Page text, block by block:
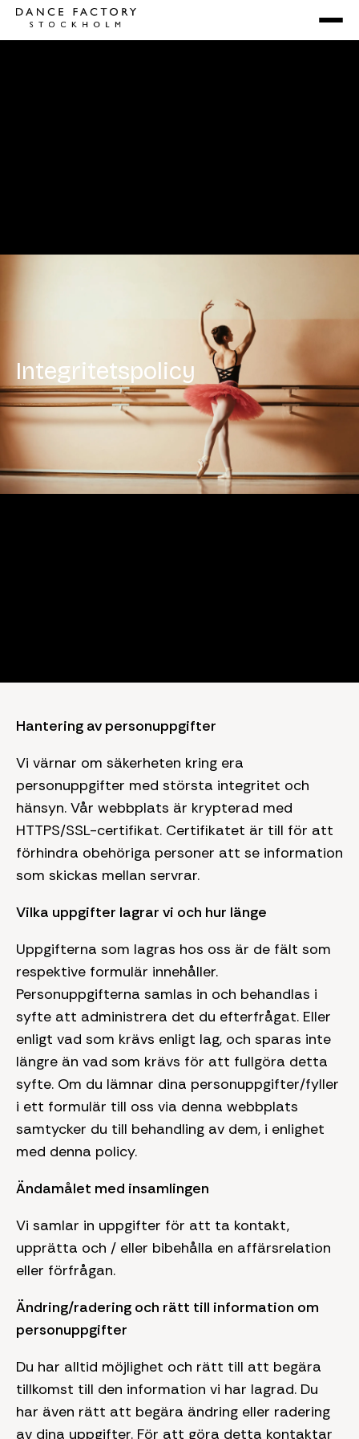
Integritetspolicy
Hantering av personuppgifter
Vi värnar om säkerheten kring era
personuppgifter med största integritet och
hänsyn. Vår webbplats är krypterad med
HTTPS/SSL-certifikat. Certifikatet är till för att
förhindra obehöriga personer att se information
som skickas mellan servrar.
Vilka uppgifter lagrar vi och hur länge
Uppgifterna som lagras hos oss är de fält som
respektive formulär innehåller.
Personuppgifterna samlas in och behandlas i
syfte att administrera det du efterfrågat. Eller
enligt vad som krävs enligt lag, och sparas inte
längre än vad som krävs för att fullgöra detta
syfte. Om du lämnar dina personuppgifter/fyller
i ett formulär till oss via denna webbplats
samtycker du till behandling av dem, i enlighet
med denna policy.
Ändamålet med insamlingen
Vi samlar in uppgifter för att ta kontakt,
upprätta och / eller bibehålla en affärsrelation
eller förfrågan.
Ändring/radering och rätt till information om
personuppgifter
Du har alltid möjlighet och rätt till att begära
tillkomst till den information vi har lagrad. Du
har även rätt att begära ändring eller radering
av dina uppgifter. För att göra detta kontaktar